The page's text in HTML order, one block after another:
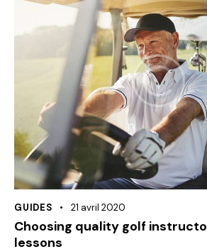
GUIDES 21 avril 2020
Choosing quality golf
lessons